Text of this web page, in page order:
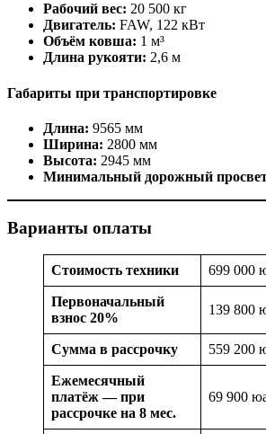
Рабочий вес: 20 500 кг
Двигатель: FAW, 122 кВт
Объём ковша: 1 м³
Длина рукояти: 2,6 м
Габариты при транспортировке
Длина: 9565 мм
Ширина: 2800 мм
Высота: 2945 мм
Минимальный дорожный
Варианты оплаты
Стоимость техники 699 000
Первоначальный
взнос 20%
139 800
Сумма в рассрочку 559 200
Ежемесячный
платёж — при
рассрочке на 8 мес.
69 900